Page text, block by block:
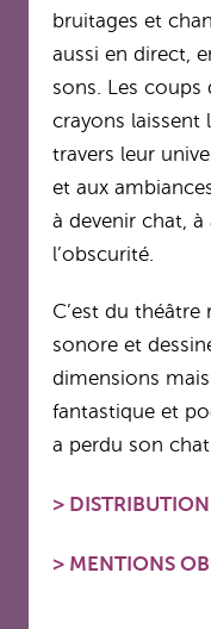
bruitages et
aussi en direct,
sons. Les coups
crayons laissent
travers leur
et aux
à devenir chat, à
l’obscurité.
C’est du
sonore et
dimensions
fantastique et
a perdu son
> DISTRIBUTION
> MENTIONS